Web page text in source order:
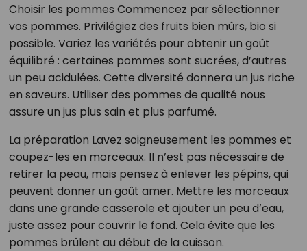
Choisir les pommes Commencez par sélectionner
vos pommes. Privilégiez des fruits bien mûrs, bio si
possible. Variez les variétés pour obtenir un goût
équilibré : certaines pommes sont sucrées, d’autres
un peu acidulées. Cette diversité donnera un jus riche
en saveurs. Utiliser des pommes de qualité nous
assure un jus plus sain et plus parfumé.
La préparation Lavez soigneusement les pommes et
coupez-les en morceaux. Il n’est pas nécessaire de
retirer la peau, mais pensez à enlever les pépins, qui
peuvent donner un goût amer. Mettre les morceaux
dans une grande casserole et ajouter un peu d’eau,
juste assez pour couvrir le fond. Cela évite que les
pommes brûlent au début de la cuisson.